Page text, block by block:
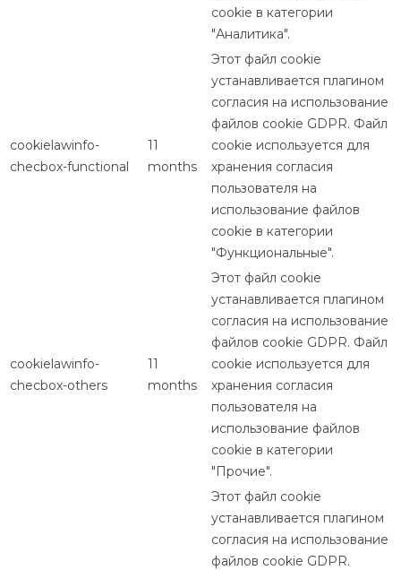
cookie в категории
"Аналитика".
cookielawinfo-
checbox-functional
11
months
Этот файл cookie
устанавливается плагином
согласия на использование
файлов cookie GDPR. Файл
cookie используется для
хранения согласия
пользователя на
использование файлов
cookie в категории
"Функциональные".
cookielawinfo-
checbox-others
11
months
Этот файл cookie
устанавливается плагином
согласия на использование
файлов cookie GDPR. Файл
cookie используется для
хранения согласия
пользователя на
использование файлов
cookie в категории
"Прочие".
Этот файл cookie
устанавливается плагином
согласия на использование
файлов cookie GDPR.